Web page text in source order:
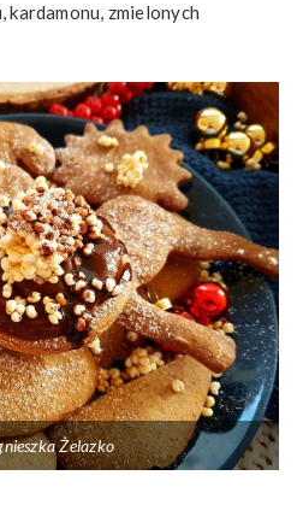
kardamonu, zmielonych
Żelazko